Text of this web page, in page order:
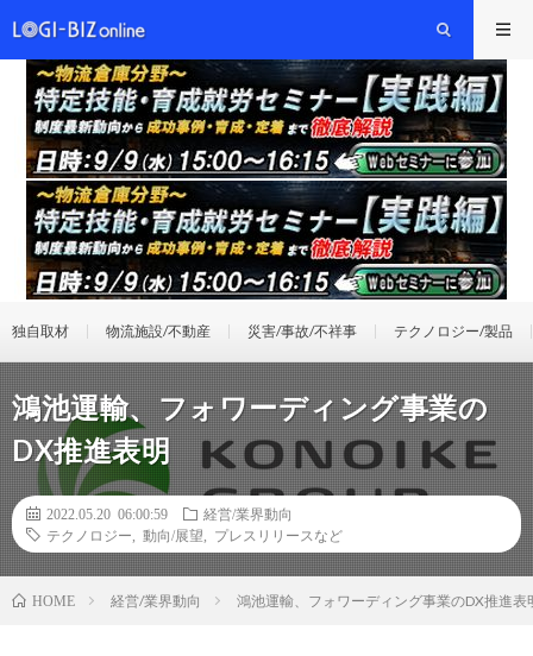
独自取材 物流施設/不動産 災害/事故/不祥事 テクノロジー/製品
鴻池運輸、フォワーディング事業の
DX推進表明
2022.05.20 06:00:59
経営/業界動向
テクノロジー
動向/展望 プレスリリースなど
HOME 経営/業界動向 鴻池運輸、フォワーディング事業のDX推進表